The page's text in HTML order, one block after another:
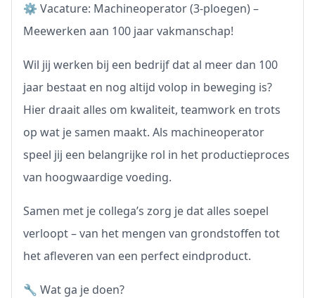
⚙️ Vacature: Machineoperator (3-ploegen) –
Meewerken aan 100 jaar vakmanschap!
Wil jij werken bij een bedrijf dat al meer dan 100
jaar bestaat en nog altijd volop in beweging is?
Hier draait alles om kwaliteit, teamwork en trots
op wat je samen maakt. Als machineoperator
speel jij een belangrijke rol in het productieproces
van hoogwaardige voeding.
Samen met je collega’s zorg je dat alles soepel
verloopt – van het mengen van grondstoffen tot
het afleveren van een perfect eindproduct.
🔧 Wat ga je doen?